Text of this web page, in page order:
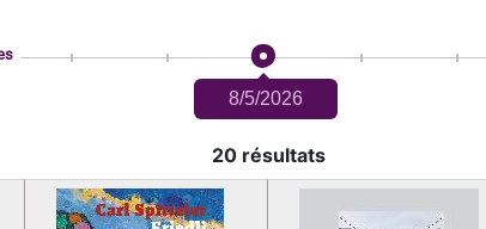
8/5/2026
20 résultats